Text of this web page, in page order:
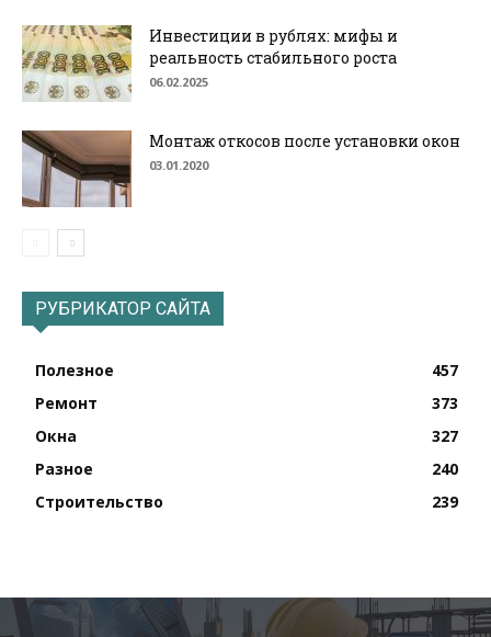
Инвестиции в рублях: мифы и
реальность стабильного роста
06.02.2025
Монтаж откосов после установки окон
03.01.2020
РУБРИКАТОР САЙТА
Полезное
457
Ремонт
373
Окна
327
Разное
240
Строительство
239